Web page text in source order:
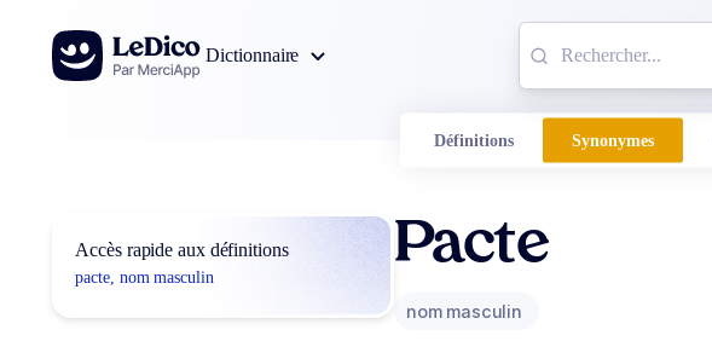
Aller au contenu
Dictionnaire
Définitions Synonymes
Accès rapide aux définitions
pacte, nom masculin
Pacte
nom masculin